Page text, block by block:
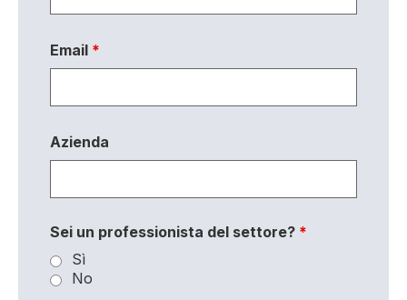
Email *
Azienda
Sei un professionista del settore? *
Sì
No